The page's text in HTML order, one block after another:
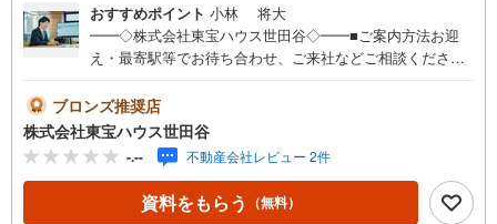
おすすめポイント 小林 将大
━━◇株式会社東宝ハウス世田谷◇━━■ご案内方法お迎
え・最寄駅等でお待ち合わせ、ご来社などご相談くださ
をいたします。■ご予約方法【】当社にて直接お電話くださ
い。メールでのご予約も承ります。突然のご来店でも対応
可能です。事前に鍵の手配が必要な場合がございます。お
早目にご連絡をいただけると、大変スムーズです。■その
他、各種ご相談もお気軽にどうぞ！◎ファイナンシャルプ
ランナーによるライフシミュレーション・生活収支のキャ
ブロンズ推奨店
株式会社東宝ハウス世田谷
-.-- 不動産会社レビュー 2件
資料をもらう （無料）